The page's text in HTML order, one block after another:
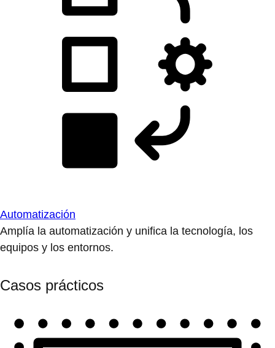
Automatización
Amplía la automatización y unifica la tecnología, los
equipos y los entornos.
Casos prácticos